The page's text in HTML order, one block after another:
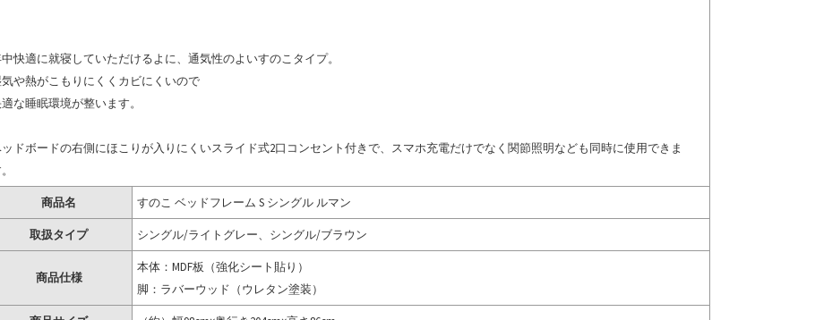
快適に就寝していただけるよに、通気性のよいすのこタイプ。
や熱がこもりにくくカビにくいので
な睡眠環境が整います。
ドボードの右側にほこりが入りにくいスライド式2口コンセント付きで、スマホ充電だけでなく関節照明なども同時に使用できま
商品名 すのこ ベッドフレーム S シングル ルマン
取扱タイプ シングル/ライトグレー、シングル/ブラウン
商品仕様
本体：MDF板（強化シート貼り）
脚：ラバーウッド（ウレタン塗装）